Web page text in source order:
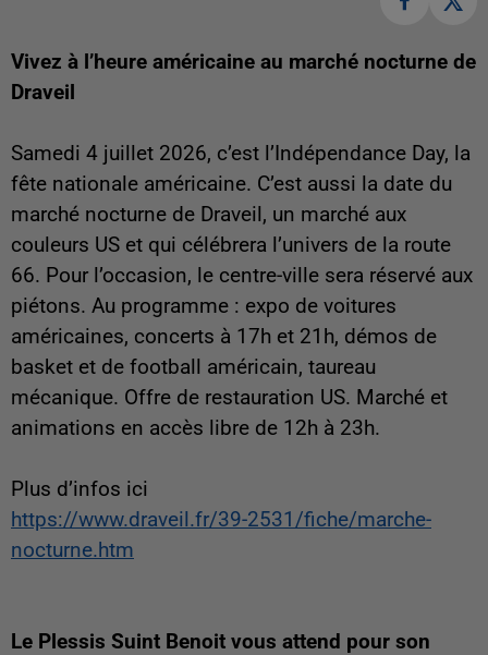
Vivez à l’heure américaine au marché nocturne de
Draveil
Samedi 4 juillet 2026, c’est l’Indépendance Day, la
fête nationale américaine. C’est aussi la date du
marché nocturne de Draveil, un marché aux
couleurs US et qui célébrera l’univers de la route
66. Pour l’occasion, le centre-ville sera réservé aux
piétons. Au programme : expo de voitures
américaines, concerts à 17h et 21h, démos de
basket et de football américain, taureau
mécanique. Offre de restauration US. Marché et
animations en accès libre de 12h à 23h.
Plus d’infos ici
https://www.draveil.fr/39-2531/fiche/marche-
nocturne.htm
Le Plessis Suint Benoit vous attend pour son